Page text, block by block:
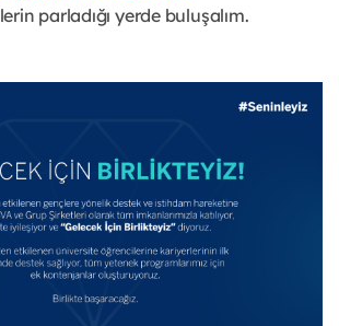
parladığı yerde buluşalım.